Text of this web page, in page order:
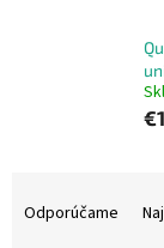
Odporúčame